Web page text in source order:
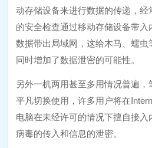
动存储设备来进行数据的传递，
的安全检查通过移动存储设备带
数据带出局域网，这给木马、蠕
同时增加了数据泄密的可能性。
另外一机两用甚至多用情况普遍
平凡切换使用，许多用户将在
电脑在未经许可的情况下擅自接
病毒的传入和信息的泄密。